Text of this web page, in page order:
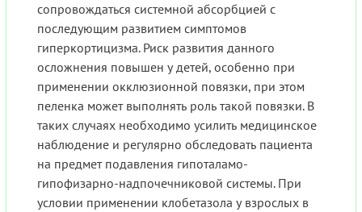
сопровождаться системной абсорбцией с
последующим развитием симптомов
гиперкортицизма. Риск развития данного
осложнения повышен у детей, особенно при
применении окклюзионной повязки, при этом
пеленка может выполнять роль такой повязки. В
таких случаях необходимо усилить медицинское
наблюдение и регулярно обследовать пациента
на предмет подавления гипоталамо-
гипофизарно-надпочечниковой системы. При
условии применении клобетазола у взрослых в